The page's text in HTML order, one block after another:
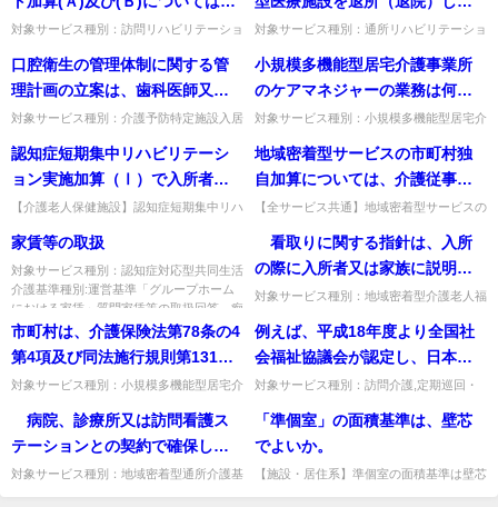
の事業所について、介護老人福
祉施設に併設する事業所となる
のか。
当該加算を取得するに当たっ
て、初めて通所リハビリテーシ
ョン計画を作成して同意を得た
とされているが、通所リハビリ
テーションの提供がない場合で
も、当該月に当該計画の説明と
同意のみを得れば取得できるの
か。
対象サービス種別：訪問リハビリテーショ
報酬「リハビリテーションマネジメント加
算」質問リハビリテーショ...
日及び短期入所療養介護のサー
ビス終了日（退所日）におい
て、訪問看護費、訪問リハビリ
導費及び通所リハビリテーショ
ン費は算定できないとされてい
るが、退所日において福祉系サ
ービス（訪問介護等）を利用し
た場合は別に算定できるか。
対象サービス種別：通所リハビリテーショ
応型通所介護,短期入所生活介護,短期入所
療養介護,福祉用具貸...
口腔衛生の管理体制に関する管
理計画の立案は、歯科医師又は
歯科医師の指示を受けた歯科衛
生士による技術的助言及び指導
に基づき行われるが、技術的助
言及び指導を行う歯科医師は、
協力歯科医療機関の歯科医師で
なければならないのか。
対象サービス種別：介護予防特定施設入居
系サービス,介護予防認知症対応型共同生
活介護,認知症対応型共同...
小規模多機能型居宅介護事業所
のケアマネジャーの業務は何
か。 また、小規模多機能型居宅
介護事業所は居宅介護支援事業
所の指定をとらなければならな
対象サービス種別：小規模多機能型居宅介
業務」質問小規模多機能型居宅介護事業所
のケアマネジャーの業務は何...
認知症短期集中リハビリテーシ
ョン実施加算（Ⅰ）で入所者が
退所後生活する居宅又は社会福
祉施設等を訪問する際、訪問す
る職種に限定はあるか。
【介護老人保健施設】認知症短期集中リハ
あるか。職種の限定はないが、居宅等の情
報を計画作成者に共有でき...
地域密着型サービスの市町村独
自加算については、介護従事者
処遇改善加算の算定における介
護報酬総単位数に含めてよい
【全サービス共通】地域密着型サービスの
護報酬総単位数に含めてよいか。含める取
扱いとなる。出典：平成24...
家賃等の取扱
対象サービス種別：認知症対応型共同生活
介護基準種別:運営基準「グループホーム
における家賃」質問家賃等の取扱回答 痴
呆対応型共同生活介護の報酬...
看取りに関する指針は、入所
の際に入所者又は家族に説明
し、同意を得ることとされてい
るが、入所後に入所者の心身の
状況が変化し看取り介護の必要
に説明し、同意を得たとして算
定はできないのか。
対象サービス種別：地域密着型介護老人福
加算」の見直し関係」質問 看取りに関す
る指針は、入所の際に入所者...
市町村は、介護保険法第78条の4
第4項及び同法施行規則第131条
の9の規定に基づき独自に定める
指定基準において、小規模多機
能型居宅介護支援事業者は他の
上有する事業者とする等の要件
対象サービス種別：小規模多機能型居宅介
問市町村は、介護保険法第78条の4第4項
及び同法施行規則第13...
例えば、平成18年度より全国社
会福祉協議会が認定し、日本介
護福祉士会等が実施する「介護
福祉士ファーストステップ研
践リーダー研修相当として認め
られるか。
対象サービス種別：訪問介護,定期巡回・
介護,介護予防訪問入浴介護,訪問入浴介護,
介護予防特定施設入居者...
病院、診療所又は訪問看護ス
テーションとの契約で確保した
看護職員は、営業日ごとに事業
所内で利用者の健康状態の確認
対象サービス種別：地域密着型通所介護基
「準個室」の面積基準は、壁芯
でよいか。
【施設・居住系】準個室の面積基準は壁芯